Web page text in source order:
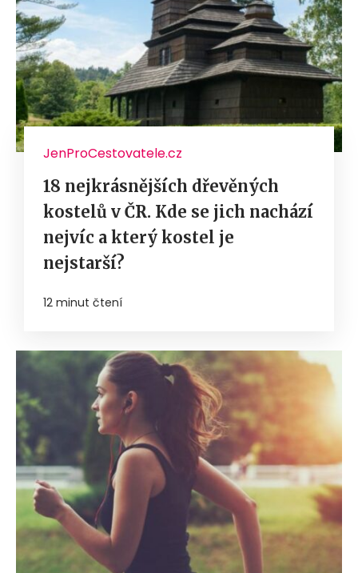
JenProCestovatele.cz
18 nejkrásnějších dřevěných
kostelů v ČR. Kde se jich nachází
nejvíc a který kostel je
nejstarší?
12 minut čtení